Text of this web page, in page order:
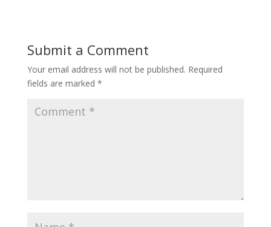
Submit a Comment
Your email address will not be published. Required
fields are marked *